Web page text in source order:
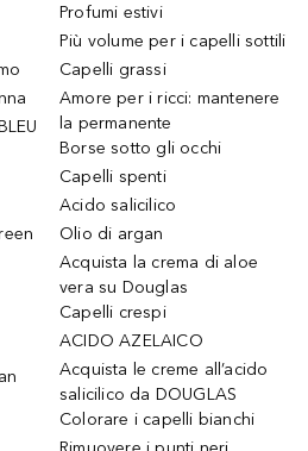
Profumi estivi
Più volume per i capelli sottili
Capelli grassi
Amore per i ricci: mantenere
la permanente
Borse sotto gli occhi
Capelli spenti
Acido salicilico
Olio di argan
Acquista la crema di aloe
vera su Douglas
Capelli crespi
ACIDO AZELAICO
Acquista le creme all’acido
salicilico da DOUGLAS
Colorare i capelli bianchi